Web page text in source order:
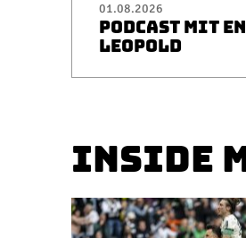
01.08.2026
PODCAST MIT
LEOPOLD
INSIDE